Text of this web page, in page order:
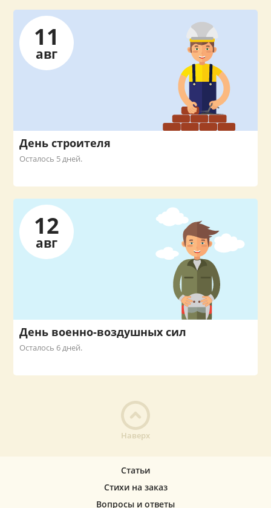
11
авг
День строителя
Осталось 5 дней.
12
авг
День военно-воздушных сил
Осталось 6 дней.
Наверх
Статьи
Стихи на заказ
Вопросы и ответы